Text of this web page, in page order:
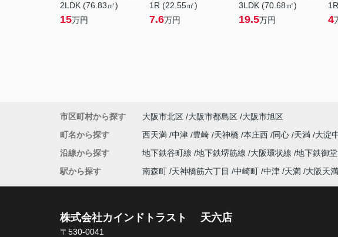
2LDK (76.83㎡)
15万円
1R (22.55㎡)
7.6万円
3LDK (70.68㎡)
19.5万円 4
市区町村から探す 大阪市北区 大阪市都島区 大阪市旭区
町名から探す
西天満 中津 豊崎 天神橋 本庄西 同心 天満 大淀中
沿線から探す
地下鉄谷町線 地下鉄堺筋線 大阪環状線 地下鉄御
駅から探す
南森町 天神橋筋六丁目 中崎町 中津 天満 大阪天
株式会社カインドトラスト 天六店
〒530-0041